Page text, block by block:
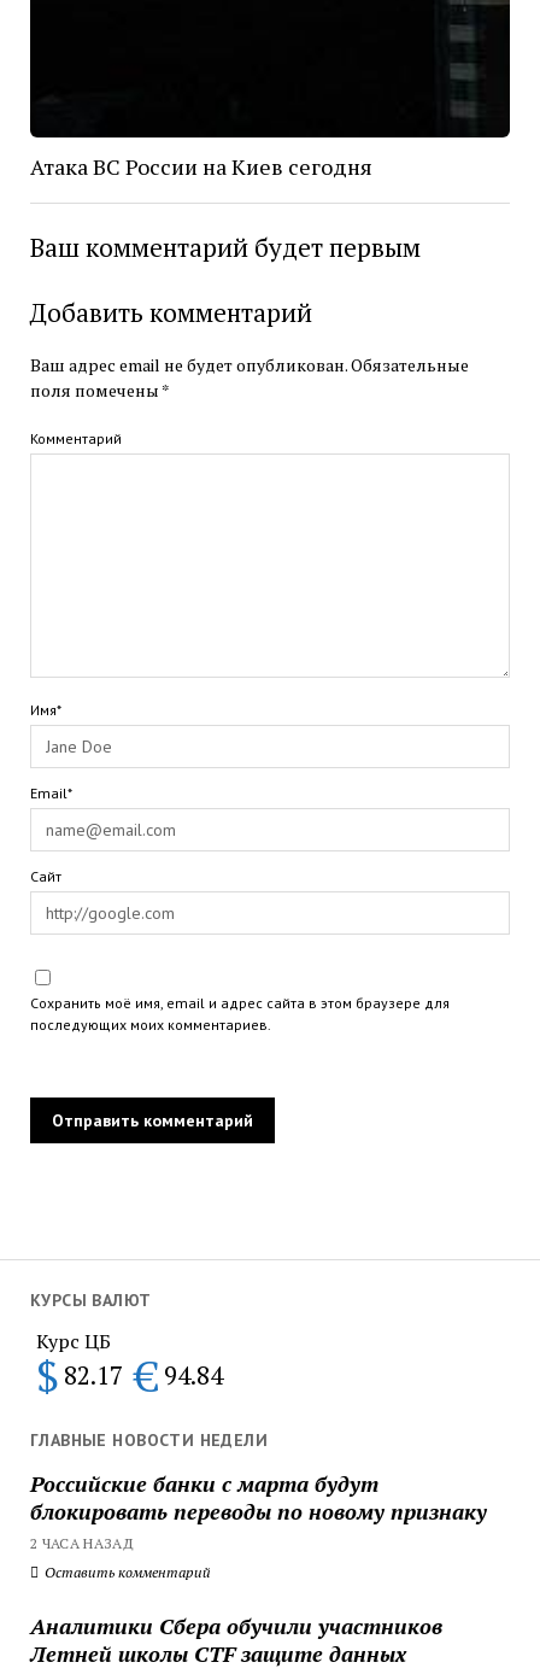
КУРСЫ ВАЛЮТ
Курс ЦБ
$ 82.17 € 94.84
ГЛАВНЫЕ НОВОСТИ НЕДЕЛИ
Российские банки с марта будут
блокировать переводы по новому признаку
2 ЧАСА НАЗАД
Оставить комментарий
Аналитики Сбера обучили участников
Летней школы CTF защите данных
Атака ВС России на Киев сегодня
Ваш комментарий будет первым
Добавить комментарий
Ваш адрес email не будет опубликован.Обязательные
поля помечены *
Комментарий
Имя*
Email*
Сайт
Сохранить моё имя, email и адрес сайта в этом браузере для
последующих моих комментариев.